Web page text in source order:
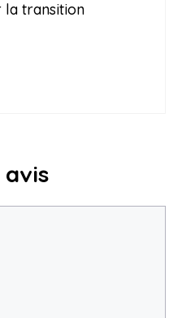
la transition